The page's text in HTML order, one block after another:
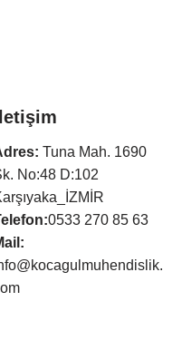
Tuna Mah. 1690
No:48 D:102
0533 270 85 63